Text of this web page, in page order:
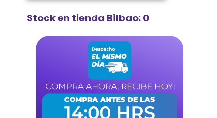
Stock en tienda Bilbao: 0